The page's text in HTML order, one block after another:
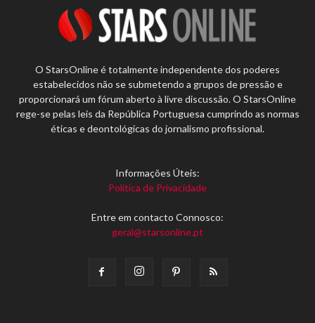
O StarsOnline é totalmente independente dos poderes
estabelecidos não se submetendo a grupos de pressão e
proporcionará um fórum aberto à livre discussão. O StarsOnline
rege-se pelas leis da República Portuguesa cumprindo as normas
éticas e deontológicas do jornalismo profissional.
Informações Úteis:
Política de Privacidade
Entre em contacto Connosco:
geral@starsonline.pt